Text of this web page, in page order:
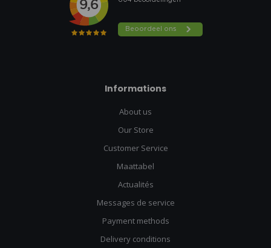
Informations
About us
Our Store
Customer Service
Maattabel
Actualités
Messages de service
Payment methods
Delivery conditions